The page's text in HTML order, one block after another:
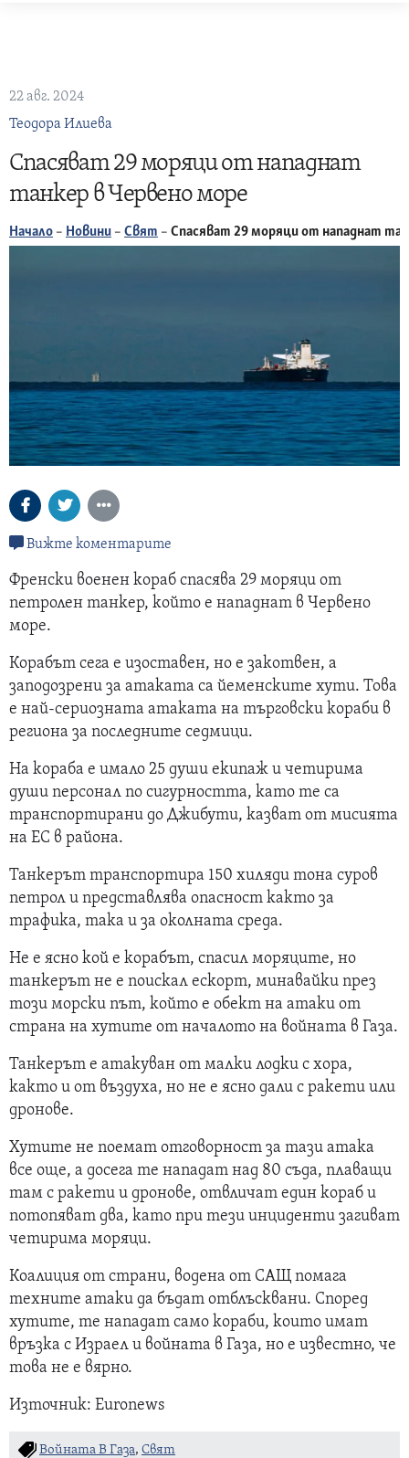
22 авг. 2024
Теодора Илиева
Спасяват 29 моряци от нападнат
танкер в Червено море
Начало – Новини – Свят – Спасяват 29 моряци от нападнат
Вижте коментарите
Френски военен кораб спасява 29 моряци от
петролен танкер, който е нападнат в Червено
море.
Корабът сега е изоставен, но е закотвен, а
заподозрени за атаката са йеменските хути. Това
е най-сериозната атаката на търговски кораби в
региона за последните седмици.
На кораба е имало 25 души екипаж и четирима
души персонал по сигурността, като те са
транспортирани до Джибути, казват от мисията
на ЕС в района.
Танкерът транспортира 150 хиляди тона суров
петрол и представлява опасност както за
трафика, така и за околната среда.
Не е ясно кой е корабът, спасил моряците, но
танкерът не е поискал ескорт, минавайки през
този морски път, който е обект на атаки от
страна на хутите от началото на войната в Газа.
Танкерът е атакуван от малки лодки с хора,
както и от въздуха, но не е ясно дали с ракети или
дронове.
Хутите не поемат отговорност за тази атака
все още, а досега те нападат над 80 съда, плаващи
там с ракети и дронове, отвличат един кораб и
потопяват два, като при тези инциденти загиват
четирима моряци.
Коалиция от страни, водена от САЩ помага
техните атаки да бъдат отблъсквани. Според
хутите, те нападат само кораби, които имат
връзка с Израел и войната в Газа, но е известно, че
това не е вярно.
Източник: Euronews
Войната В Газа, Свят